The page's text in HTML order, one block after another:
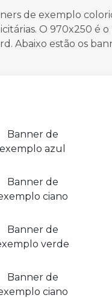
de exemplo
O 970x250 é
Abaixo estão os
Banner de
exemplo azul
Banner de
ciano
Banner de
verde
Banner de
ciano